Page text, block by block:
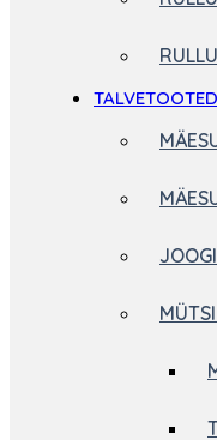
TALVETOOTED